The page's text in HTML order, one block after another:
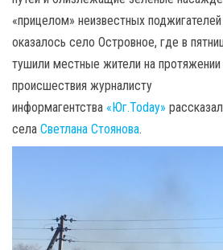
«прицелом» неизвестных
оказалось село Островное, где в
тушили местные жители на
происшествия журналисту
информагентства «Юг.Today»
села Светлана Стоянова.